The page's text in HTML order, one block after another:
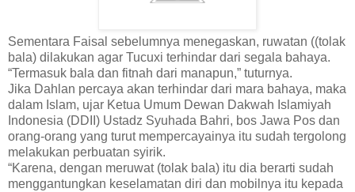
Sementara Faisal sebelumnya menegaskan, ruwatan ((tolak
bala) dilakukan agar Tucuxi terhindar dari segala bahaya.
“Termasuk bala dan fitnah dari manapun,” tuturnya.
Jika Dahlan percaya akan terhindar dari mara bahaya, maka
dalam Islam, ujar Ketua Umum Dewan Dakwah Islamiyah
Indonesia (DDII) Ustadz Syuhada Bahri, bos Jawa Pos dan
orang-orang yang turut mempercayainya itu sudah tergolong
melakukan perbuatan syirik.
“Karena, dengan meruwat (tolak bala) itu dia berarti sudah
menggantungkan keselamatan diri dan mobilnya itu kepada